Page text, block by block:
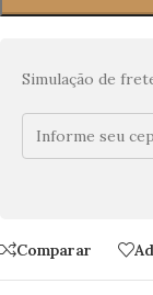
Simulação de
Comparar